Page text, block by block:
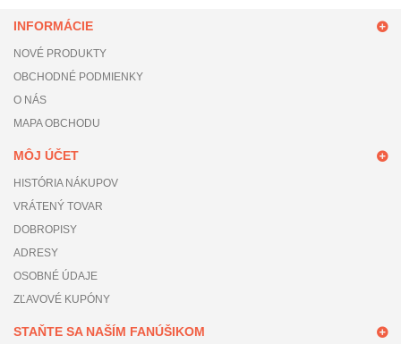
INFORMÁCIE
NOVÉ PRODUKTY
OBCHODNÉ PODMIENKY
O NÁS
MAPA OBCHODU
MÔJ ÚČET
HISTÓRIA NÁKUPOV
VRÁTENÝ TOVAR
DOBROPISY
ADRESY
OSOBNÉ ÚDAJE
ZĽAVOVÉ KUPÓNY
STAŇTE SA NAŠÍM FANÚŠIKOM